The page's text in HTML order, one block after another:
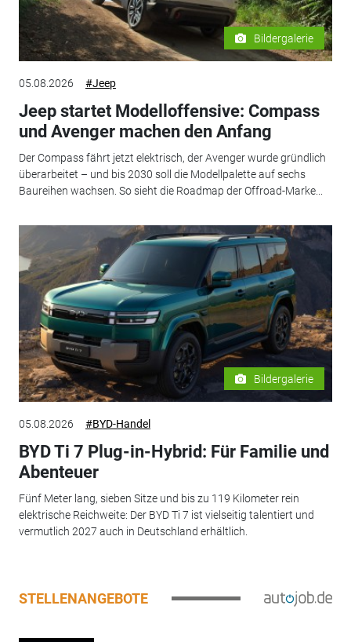
Bildergalerie
05.08.2026 #Jeep
Jeep startet Modelloffensive: Compass
und Avenger machen den Anfang
Der Compass fährt jetzt elektrisch, der Avenger wurde gründlich
überarbeitet – und bis 2030 soll die Modellpalette auf sechs
Baureihen wachsen. So sieht die Roadmap der Offroad-Marke...
Bildergalerie
05.08.2026 #BYD-Handel
BYD Ti 7 Plug-in-Hybrid: Für Familie und
Abenteuer
Fünf Meter lang, sieben Sitze und bis zu 119 Kilometer rein
elektrische Reichweite: Der BYD Ti 7 ist vielseitig talentiert und
vermutlich 2027 auch in Deutschland erhältlich.
STELLENANGEBOTE